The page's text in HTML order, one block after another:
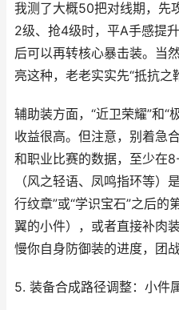
我测了大概50把对线期，先
2级、抢4级时，平A手感提
后可以再转核心暴击装。当
亮这种，老老实实先“抵抗之
辅助装方面，“近卫荣耀”和“
收益很高。但注意，别着急
和职业比赛的数据，至少在
（风之轻语、凤鸣指环等）
行纹章”或“学识宝石”之后
翼的小件），或者直接补肉
慢你自身防御装的进度，团
5. 装备合成路径调整：小件